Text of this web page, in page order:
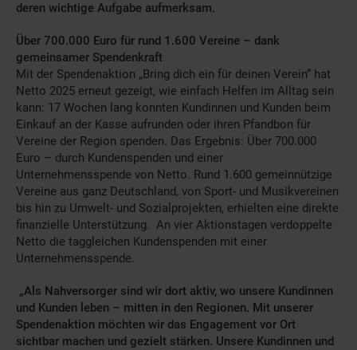
deren wichtige Aufgabe aufmerksam.
Über 700.000 Euro für rund 1.600 Vereine – dank
gemeinsamer Spendenkraft
Mit der Spendenaktion „Bring dich ein für deinen Verein“ hat
Netto 2025 erneut gezeigt, wie einfach Helfen im Alltag sein
kann: 17 Wochen lang konnten Kundinnen und Kunden beim
Einkauf an der Kasse aufrunden oder ihren Pfandbon für
Vereine der Region spenden. Das Ergebnis: Über 700.000
Euro – durch Kundenspenden und einer
Unternehmensspende von Netto. Rund 1.600 gemeinnützige
Vereine aus ganz Deutschland, von Sport- und Musikvereinen
bis hin zu Umwelt- und Sozialprojekten, erhielten eine direkte
finanzielle Unterstützung. An vier Aktionstagen verdoppelte
Netto die taggleichen Kundenspenden mit einer
Unternehmensspende.
„Als Nahversorger sind wir dort aktiv, wo unsere Kundinnen
und Kunden leben – mitten in den Regionen. Mit unserer
Spendenaktion möchten wir das Engagement vor Ort
sichtbar machen und gezielt stärken. Unsere Kundinnen und